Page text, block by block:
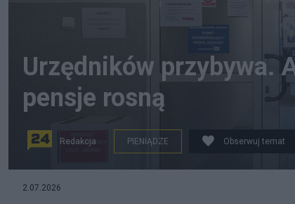
Urzędników przybywa.
pensje rosną
Redakcja PIENIĄDZE Obserwuj temat
2.07.2026